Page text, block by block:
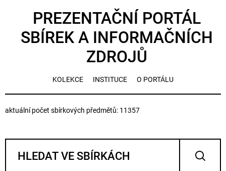
PREZENTAČNÍ PORTÁL
SBÍREK A INFORMAČNÍCH
ZDROJŮ
KOLEKCE INSTITUCE O PORTÁLU
aktuální počet sbírkových předmětů: 11357